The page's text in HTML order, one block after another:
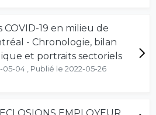
COVID-19 en milieu de
- Chronologie, bilan
et portraits sectoriels
05-04 , Publié le 2022-05-26